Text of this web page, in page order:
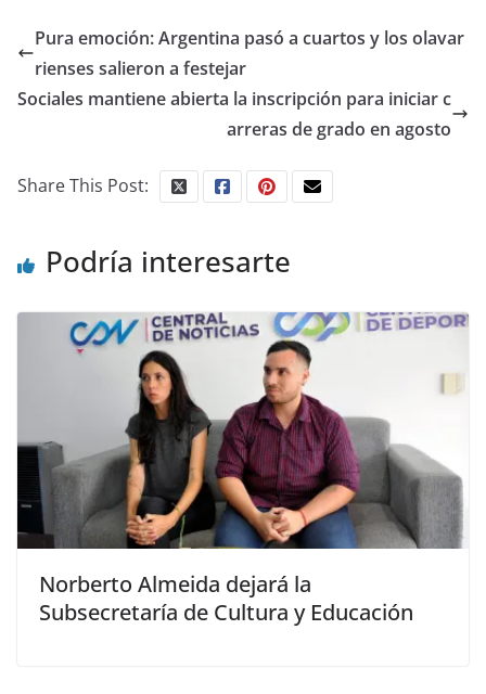
Pura emoción: Argentina pasó a cuartos y los olavar
rienses salieron a festejar
Sociales mantiene abierta la inscripción para iniciar c
arreras de grado en agosto
Share This Post:
Podría interesarte
Norberto Almeida dejará la
Subsecretaría de Cultura y Educación